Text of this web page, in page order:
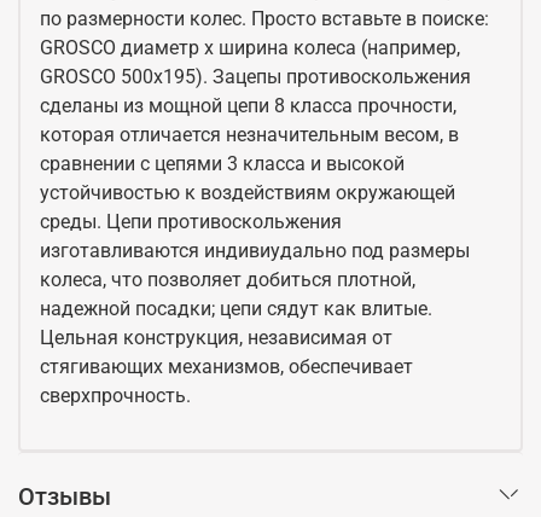
по размерности колес. Просто вставьте в поиске:
GROSCO диаметр x ширина колеса (например,
GROSCO 500x195). Зацепы противоскольжения
сделаны из мощной цепи 8 класса прочности,
которая отличается незначительным весом, в
сравнении с цепями 3 класса и высокой
устойчивостью к воздействиям окружающей
среды. Цепи противоскольжения
изготавливаются индивиудально под размеры
колеса, что позволяет добиться плотной,
надежной посадки; цепи сядут как влитые.
Цельная конструкция, независимая от
стягивающих механизмов, обеспечивает
сверхпрочность.
Отзывы